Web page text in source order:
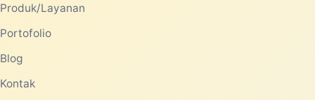
Produk/Layanan
Portofolio
Blog
Kontak